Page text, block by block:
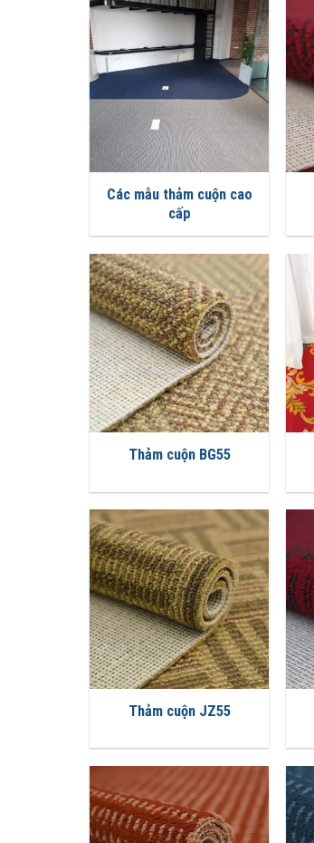
Các mẫu thảm cuộn cao
cấp
Thảm cuộn BG55
Thảm cuộn JZ55